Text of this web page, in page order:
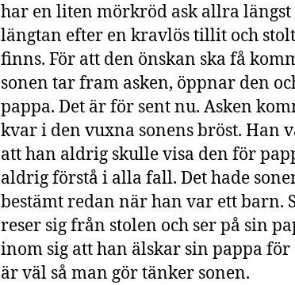
har en liten mörkröd ask allra
längtan efter en kravlös tillit och
finns. För att den önskan ska få
sonen tar fram asken, öppnar den
pappa. Det är för sent nu. Asken
kvar i den vuxna sonens bröst. Han
att han aldrig skulle visa den för
aldrig förstå i alla fall. Det hade
bestämt redan när han var ett barn.
reser sig från stolen och ser på sin
inom sig att han älskar sin pappa
är väl så man gör tänker sonen.